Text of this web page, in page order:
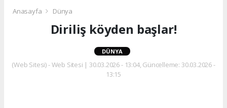
Anasayfa Dünya
Diriliş köyden başlar!
DÜNYA
(Web Sitesi) - Web Sitesi | 30.03.2026 - 13:04, Güncelleme: 30.03.2026 -
13:15